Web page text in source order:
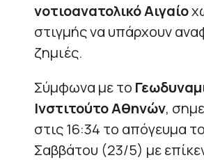
νοτιοανατολικό Αιγαίο
στιγμής να υπάρχουν
ζημιές.
Σύμφωνα με το
Ινστιτούτο Αθηνών,
στις 16:34 το απόγευμα
Σαββάτου (23/5) με